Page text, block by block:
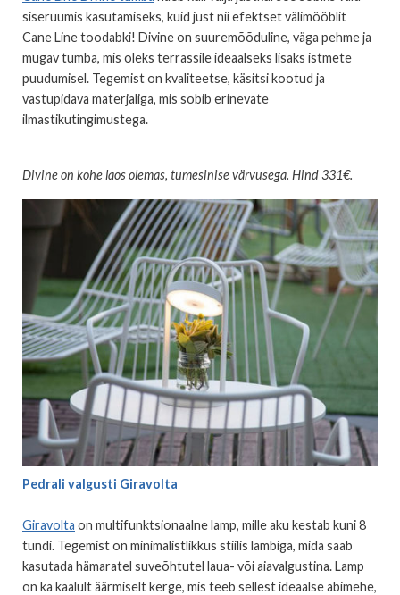
siseruumis kasutamiseks, kuid just nii efektset välimööblit
Cane Line toodabki! Divine on suuremõõduline, väga pehme ja
mugav tumba, mis oleks terrassile ideaalseks lisaks istmete
puudumisel. Tegemist on kvaliteetse, käsitsi kootud ja
vastupidava materjaliga, mis sobib erinevate
ilmastikutingimustega.
Divine on kohe laos olemas, tumesinise värvusega. Hind 331€.
Pedrali valgusti Giravolta
Giravolta on multifunktsionaalne lamp, mille aku kestab kuni 8
tundi. Tegemist on minimalistlikkus stiilis lambiga, mida saab
kasutada hämaratel suveõhtutel laua- või aiavalgustina. Lamp
on ka kaalult äärmiselt kerge, mis teeb sellest ideaalse abimehe,